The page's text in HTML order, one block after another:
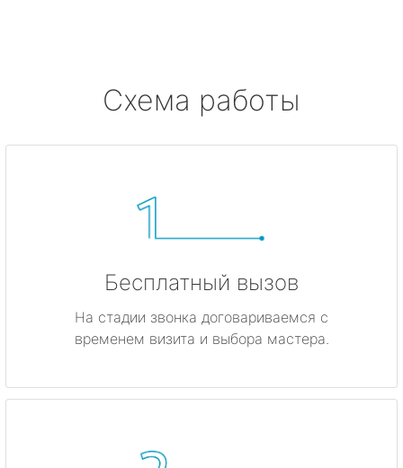
Схема работы
Бесплатный вызов
На стадии звонка договариваемся с
временем визита и выбора мастера.